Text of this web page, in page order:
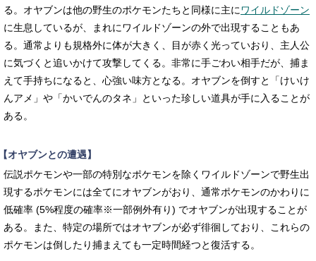
る。オヤブンは他の野生のポケモンたちと同様に主にワイルドゾーン
に生息しているが、まれにワイルドゾーンの外で出現することもあ
る。通常よりも規格外に体が大きく、目が赤く光っていおり、主人公
に気づくと追いかけて攻撃してくる。非常に手ごわい相手だが、捕ま
えて手持ちになると、心強い味方となる。オヤブンを倒すと「けいけ
んアメ」や「かいでんのタネ」といった珍しい道具が手に入ることが
ある。
オヤブンとの遭遇】
伝説ポケモンや一部の特別なポケモンを除くワイルドゾーンで野生出
現するポケモンには全てにオヤブンがおり、通常ポケモンのかわりに
低確率 (5%程度の確率※一部例外有り) でオヤブンが出現することが
ある。また、特定の場所ではオヤブンが必ず徘徊しており、これらの
ポケモンは倒したり捕まえても一定時間経つと復活する。